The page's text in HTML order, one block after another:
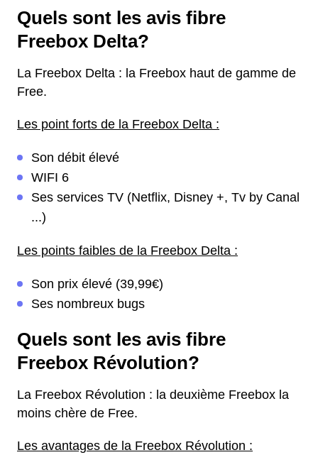
Quels sont les avis fibre
Freebox Delta?
La Freebox Delta : la Freebox haut de gamme de
Free.
Les point forts de la Freebox Delta :
Son débit élevé
WIFI 6
Ses services TV (Netflix, Disney +, Tv by Canal
...)
Les points faibles de la Freebox Delta :
Son prix élevé (39,99€)
Ses nombreux bugs
Quels sont les avis fibre
Freebox Révolution?
La Freebox Révolution : la deuxième Freebox la
moins chère de Free.
Les avantages de la Freebox Révolution :